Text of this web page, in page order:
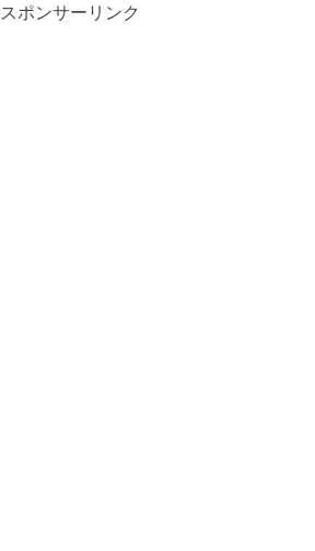
スポンサーリンク